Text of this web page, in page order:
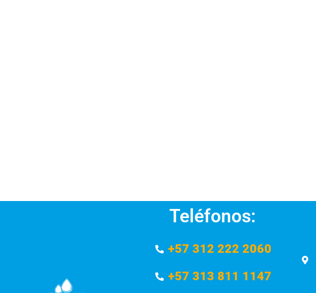
Teléfonos:
+57 312 222 2060
+57 313 811 1147